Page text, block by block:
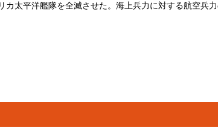
太平洋艦隊を全滅させた。海上兵力に対する航空兵力